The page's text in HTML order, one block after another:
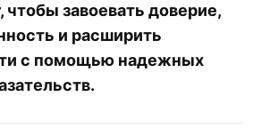
чтобы завоевать доверие,
и расширить
с помощью надежных